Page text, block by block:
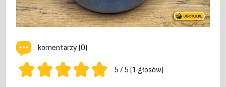
komentarzy (0)
5 / 5 (1 głosów)